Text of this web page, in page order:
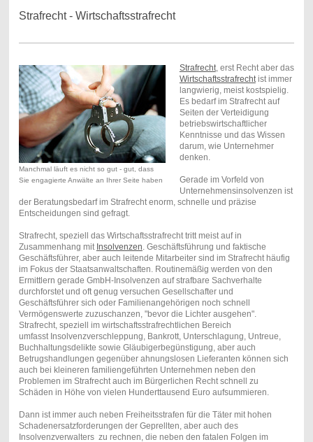
Strafrecht - Wirtschaftsstrafrecht
Manchmal läuft es nicht so gut - gut, dass
Sie engagierte Anwälte an Ihrer Seite haben
Strafrecht, erst Recht aber das
Wirtschaftsstrafrechtist immer
langwierig, meist kostspielig.
Es bedarf im Strafrecht auf
Seiten der Verteidigung
betriebswirtschaftlicher
Kenntnisse und das Wissen
darum, wie Unternehmer
denken.
Gerade im Vorfeld von
Unternehmensinsolvenzen ist
der Beratungsbedarf im Strafrecht enorm, schnelle und präzise
Entscheidungen sind gefragt.
Strafrecht, speziell das Wirtschaftsstrafrecht tritt meist auf in
Zusammenhang mit Insolvenzen. Geschäftsführung und faktische
Geschäftsführer, aber auch leitende Mitarbeiter sind im Strafrecht häufig
im Fokus der Staatsanwaltschaften. Routinemäßig werden von den
Ermittlern gerade GmbH-Insolvenzen auf strafbare Sachverhalte
durchforstet und oft genug versuchen Gesellschafter und
Geschäftsführer sich oder Familienangehörigen noch schnell
Vermögenswerte zuzuschanzen, "bevor die Lichter ausgehen".
Strafrecht, speziell im wirtschaftsstrafrechtlichen Bereich
umfasst Insolvenzverschleppung, Bankrott, Unterschlagung, Untreue,
Buchhaltungsdelikte sowie Gläubigerbegünstigung, aber auch
Betrugshandlungen gegenüber ahnungslosen Lieferanten können sich
auch bei kleineren familiengeführten Unternehmen neben den
Problemen im Strafrecht auch im Bürgerlichen Recht schnell zu
Schäden in Höhe von vielen Hunderttausend Euro aufsummieren.
Dann ist immer auch neben Freiheitsstrafen für die Täter mit hohen
Schadenersatzforderungen der Geprellten, aber auch des
Insolvenzverwalters zu rechnen, die neben den fatalen Folgen im